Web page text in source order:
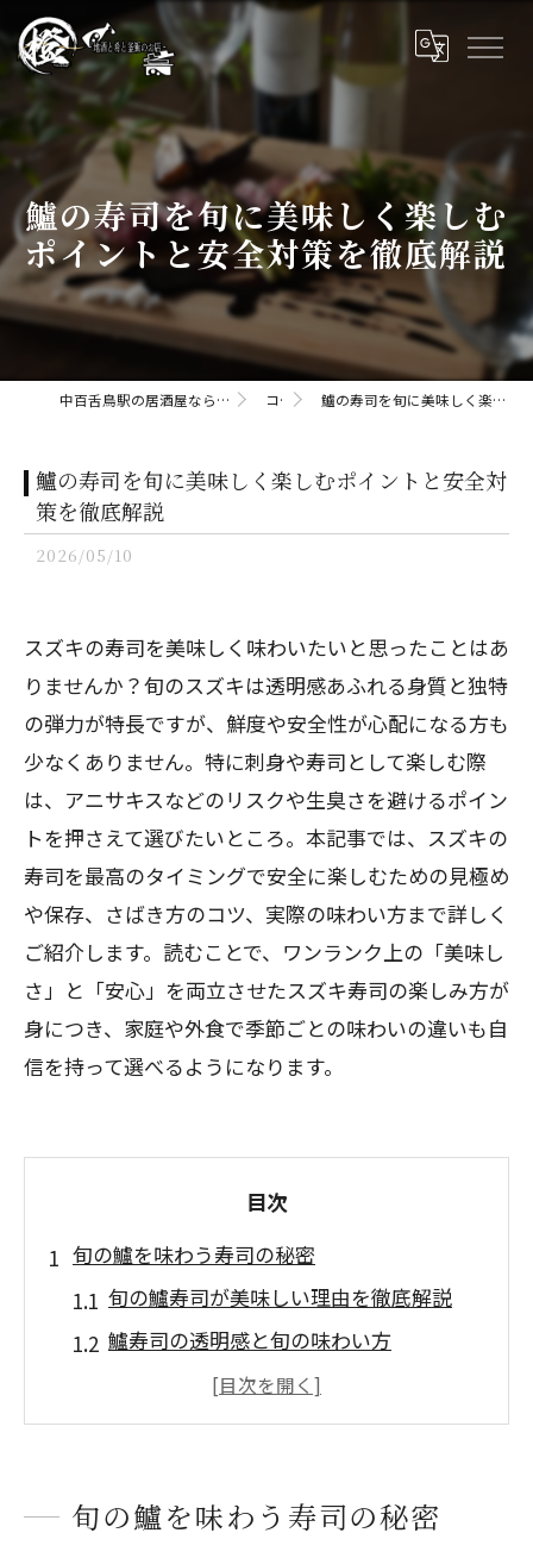
鱸の寿司を旬に美味しく楽しむ
ポイントと安全対策を徹底解説
中百舌鳥駅の居酒屋なら橙daidaii-地酒と肴と釜飯のお店 コラム 鱸の寿司を旬に美味しく楽しむポイントと安全対策を徹底解説
鱸の寿司を旬に美味しく楽しむポイントと安全対
策を徹底解説
2026/05/10
スズキの寿司を美味しく味わいたいと思ったことはあ
りませんか？旬のスズキは透明感あふれる身質と独特
の弾力が特長ですが、鮮度や安全性が心配になる方も
少なくありません。特に刺身や寿司として楽しむ際
は、アニサキスなどのリスクや生臭さを避けるポイン
トを押さえて選びたいところ。本記事では、スズキの
寿司を最高のタイミングで安全に楽しむための見極め
や保存、さばき方のコツ、実際の味わい方まで詳しく
ご紹介します。読むことで、ワンランク上の「美味し
さ」と「安心」を両立させたスズキ寿司の楽しみ方が
身につき、家庭や外食で季節ごとの味わいの違いも自
信を持って選べるようになります。
目次
旬の鱸を味わう寿司の秘密
旬の鱸寿司が美味しい理由を徹底解説
鱸寿司の透明感と旬の味わい方
鱸の寿司で感じる季節ごとの違い
鱸は高級魚？寿司で楽しむ贅沢体験
い
旬の鱸を味わう寿司の秘密